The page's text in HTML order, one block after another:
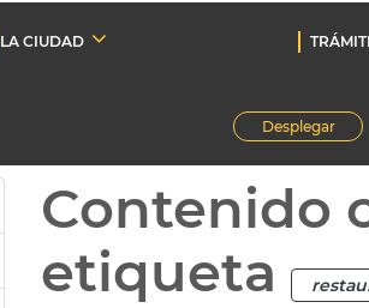
LA CIUDAD
Desplegar
Contenido
etiqueta